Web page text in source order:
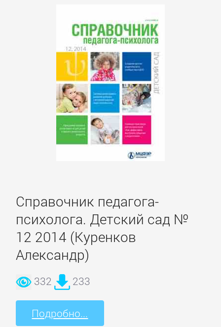
Справочник педагога-
психолога. Детский сад №
12 2014 (Куренков
Александр)
332 233
Подробно...
Присоединиться
БИЗНЕС
Банковское
дело
Бухучет,
налогообложение,
аудит